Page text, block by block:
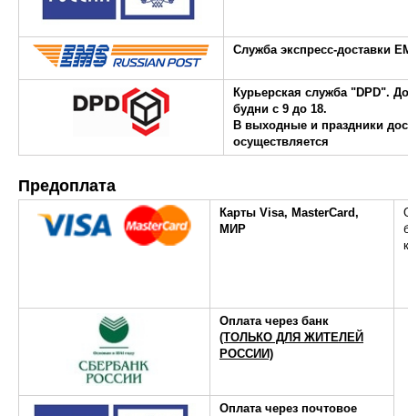
Служба экспресс-доставки
Курьерская служба "DPD".
будни с 9 до 18.
В выходные и праздники
осуществляется
Предоплата
Карты Visa, MasterCard,
МИР
Оплата через банк
(ТОЛЬКО ДЛЯ ЖИТЕЛЕЙ
РОССИИ)
Оплата через почтовое